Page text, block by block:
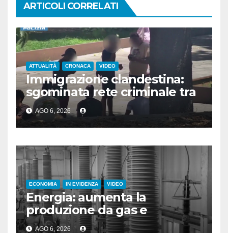
ARTICOLI CORRELATI
ATTUALITÀ CRONACA VIDEO
Immigrazione clandestina:
sgominata rete criminale tra
Algeria, Italia e Francia
AGO 6, 2026
ECONOMIA IN EVIDENZA VIDEO
Energia: aumenta la
produzione da gas e
fotovoltaico
AGO 6, 2026